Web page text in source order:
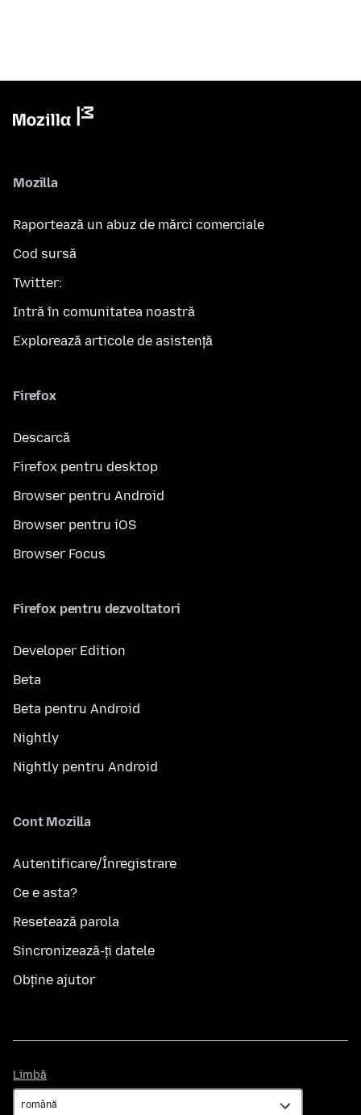
Mozilla
Raportează un abuz de mărci comerciale
Cod sursă
Twitter:
Intră în comunitatea noastră
Explorează articole de asistență
Firefox
Descarcă
Firefox pentru desktop
Browser pentru Android
Browser pentru iOS
Browser Focus
Firefox pentru dezvoltatori
Developer Edition
Beta
Beta pentru Android
Nightly
Nightly pentru Android
Cont Mozilla
Autentificare/Înregistrare
Ce e asta?
Resetează parola
Sincronizează-ți datele
Obține ajutor
Limbă